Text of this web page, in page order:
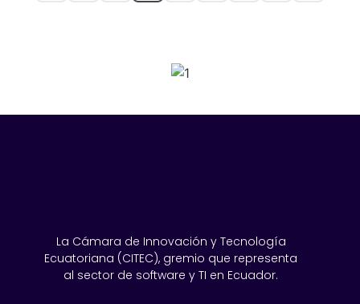
La Cámara de Innovación y Tecnología
Ecuatoriana (CITEC), gremio que representa
al sector de software y TI en Ecuador.